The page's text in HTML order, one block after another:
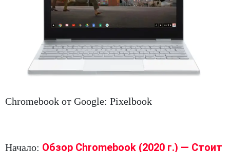
Chromebook от Google: Pixelbook
Начало: Обзор Chromebook (2020 г.) — Стоит